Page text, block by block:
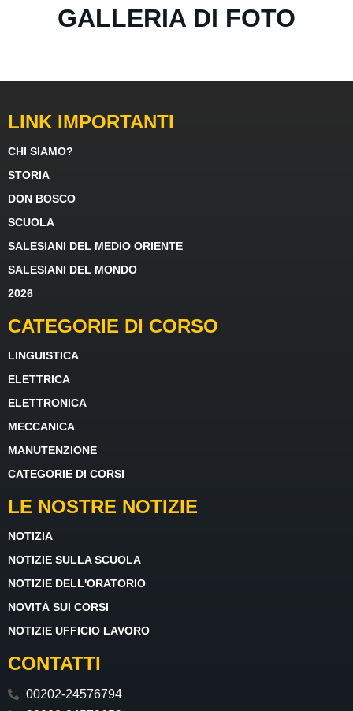
GALLERIA DI FOTO
LINK IMPORTANTI
CHI SIAMO?
STORIA
DON BOSCO
SCUOLA
SALESIANI DEL MEDIO ORIENTE
SALESIANI DEL MONDO
2026
CATEGORIE DI CORSO
LINGUISTICA
ELETTRICA
ELETTRONICA
MECCANICA
MANUTENZIONE
CATEGORIE DI CORSI
LE NOSTRE NOTIZIE
NOTIZIA
NOTIZIE SULLA SCUOLA
NOTIZIE DELL'ORATORIO
NOVITÀ SUI CORSI
NOTIZIE UFFICIO LAVORO
CONTATTI
00202-24576794